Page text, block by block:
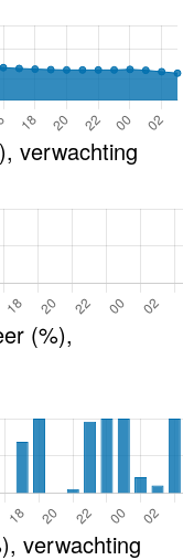
verwachting
(%),
verwachting